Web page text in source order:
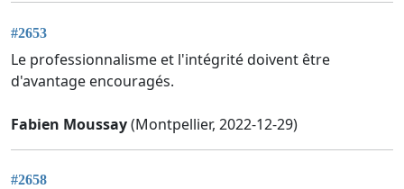
#2653
Le professionnalisme et l'intégrité doivent être
d'avantage encouragés.
Fabien Moussay(Montpellier, 2022-12-29)
#2658